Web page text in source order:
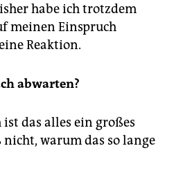
habe ich trotzdem
meinen Einspruch
Reaktion.
abwarten?
ist das alles ein großes
nicht, warum das so lange